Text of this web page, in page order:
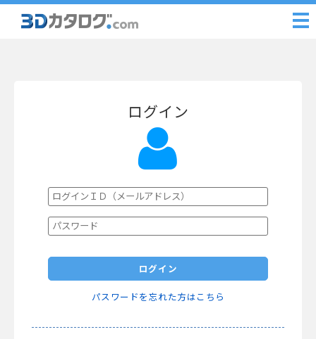
ログイン
ログイン
パスワードを忘れた方はこちら